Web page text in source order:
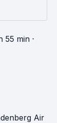
55 min ·
Air